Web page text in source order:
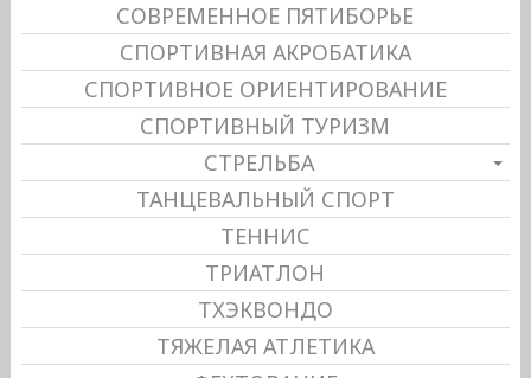
СОВРЕМЕННОЕ ПЯТИБОРЬЕ
СПОРТИВНАЯ АКРОБАТИКА
СПОРТИВНОЕ ОРИЕНТИРОВАНИЕ
СПОРТИВНЫЙ ТУРИЗМ
СТРЕЛЬБА
ТАНЦЕВАЛЬНЫЙ СПОРТ
ТЕННИС
ТРИАТЛОН
ТХЭКВОНДО
ТЯЖЕЛАЯ АТЛЕТИКА